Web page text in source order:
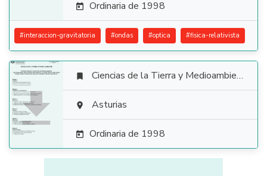
 Ordinaria de 1998
#interaccion-gravitatoria #ondas #optica #fisica-relativista

 Ciencias de la Tierra y Medioambientales
 Asturias
 Ordinaria de 1998